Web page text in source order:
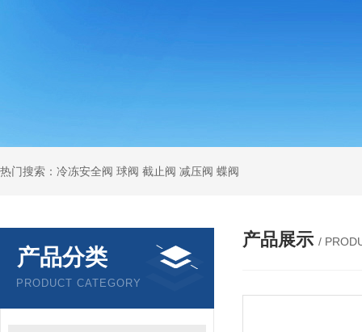
热门搜索：冷冻安全阀 球阀 截止阀 减压阀 蝶阀
产品分类
PRODUCT CATEGORY
产品展示 /